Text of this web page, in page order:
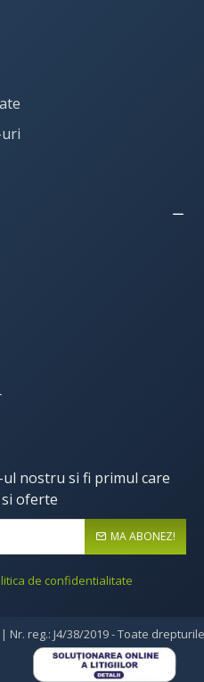
nostru si fi primul care
oferte
MA ABONEZ!
de confidentialitate
| Nr. reg.: J4/38/2019 - Toate